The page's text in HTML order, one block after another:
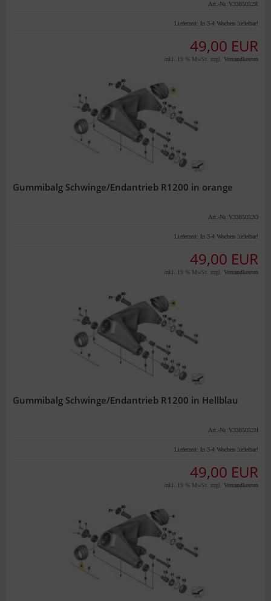
Art.-Nr.:V3385052R
Lieferzeit: In 3-4 Wochen lieferbar!
49,00 EUR
inkl. 19 % MwSt. zzgl. Versandkosten
Gummibalg Schwinge/Endantrieb R1200 in orange
Art.-Nr.:V3385052O
Lieferzeit: In 3-4 Wochen lieferbar!
49,00 EUR
inkl. 19 % MwSt. zzgl. Versandkosten
Gummibalg Schwinge/Endantrieb R1200 in Hellblau
Art.-Nr.:V3385052H
Lieferzeit: In 3-4 Wochen lieferbar!
49,00 EUR
inkl. 19 % MwSt. zzgl. Versandkosten